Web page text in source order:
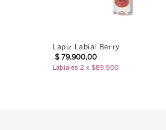
Lapiz Labial Berry
$ 79.900,00
Labiales 2 x $89.900